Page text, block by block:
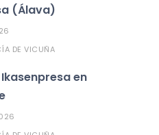
(Álava)
DE VICUÑA
en